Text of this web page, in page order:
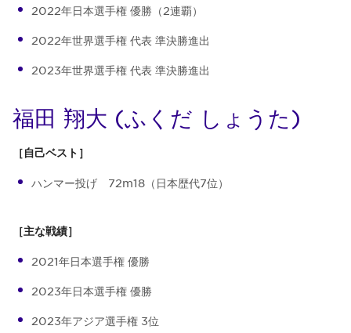
2022年日本選手権 優勝（2連覇）
2022年世界選手権 代表 準決勝進出
2023年世界選手権 代表 準決勝進出
福田 翔大 (ふくだ しょうた)
［自己ベスト］
ハンマー投げ 72m18（日本歴代7位）
［主な戦績］
2021年日本選手権 優勝
2023年日本選手権 優勝
2023年アジア選手権 3位